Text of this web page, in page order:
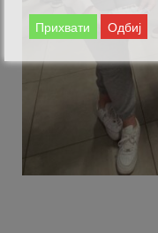
Прихвати Одбиј